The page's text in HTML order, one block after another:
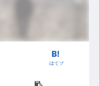
はてブ